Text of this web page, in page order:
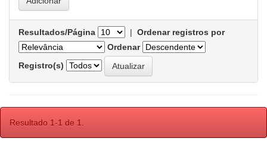
Resultados/Página | Ordenar registros por
Ordenar
Registro(s)
Resultado 1-1 de 1.